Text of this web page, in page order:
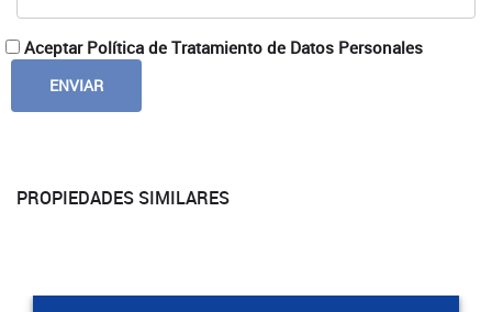
Aceptar Política de Tratamiento de Datos Personales
PROPIEDADES SIMILARES